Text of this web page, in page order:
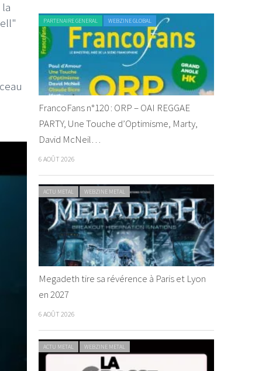
PARTENAIRE GENERAL WEBZINE GLOBAL
FrancoFans n°120 : ORP – OAI REGGAE
PARTY, Une Touche d’Optimisme, Marty,
David McNeil…
6 AOÛT 2026
ACTU METAL WEBZINE METAL
Megadeth tire sa révérence à Paris et Lyon
en 2027
6 AOÛT 2026
ACTU METAL WEBZINE METAL